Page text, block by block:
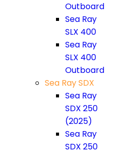
Outboard
Sea Ray
SLX 400
Sea Ray
SLX 400
Outboard
Sea Ray SDX
Sea Ray
SDX 250
(2025)
Sea Ray
SDX 250